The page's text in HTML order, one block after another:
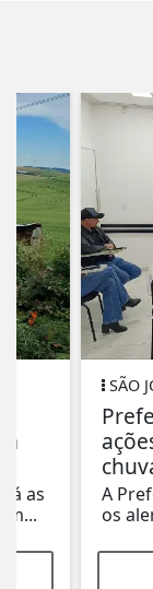
SÃO JORGE
ações
chuvas...
A Prefeitura
os alertas